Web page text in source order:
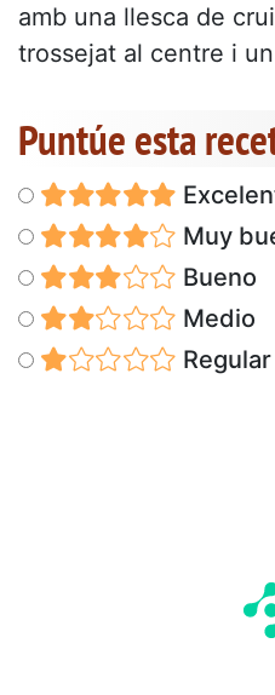
amb una llesca de
trossejat al centre i
Puntúe esta
Muy
Bueno
Medio
Regular